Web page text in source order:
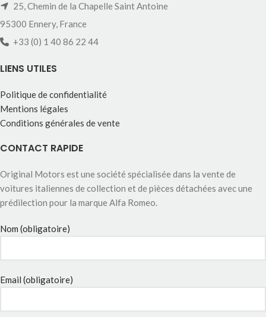
25, Chemin de la Chapelle Saint Antoine
95300 Ennery, France
+33 (0) 1 40 86 22 44
LIENS UTILES
Politique de confidentialité
Mentions légales
Conditions générales de vente
CONTACT RAPIDE
Original Motors est une société spécialisée dans la vente de
voitures italiennes de collection et de pièces détachées avec une
prédilection pour la marque Alfa Romeo.
Nom (obligatoire)
Email (obligatoire)